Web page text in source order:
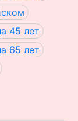
45 лет
65 лет